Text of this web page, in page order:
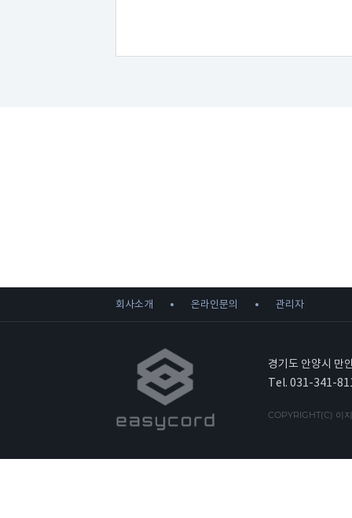
회사소개 온라인문의 관리자
경기도 안양시 만
Tel. 031-341-
COPYRIGHT(C) 이